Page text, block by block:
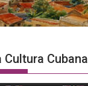
Cubana